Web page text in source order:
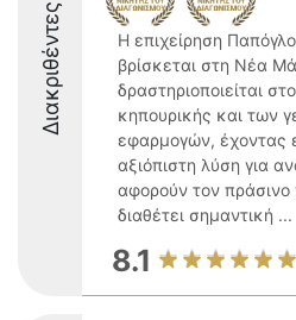
Διακριθέντες
Η επιχείρηση
βρίσκεται στη Νέα
δραστηριοποιείται
κηπουρικής και των
εφαρμογών, έχοντας
αξιόπιστη λύση για
αφορούν τον πράσινο
διαθέτει σημαντική ...
8.1